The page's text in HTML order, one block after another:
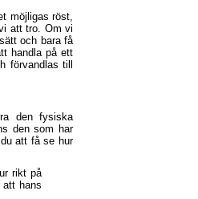
möjligas röst,
att tro. Om vi
och bara få
handla på ett
förvandlas till
den fysiska
den som har
att få se hur
rikt på
att hans